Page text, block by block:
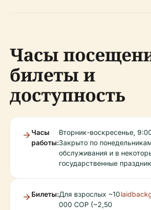
Часы
билеты и
доступность
Часы
работы:
Вторник-воскресенье,
Закрыто по
обслуживания и в
государственные
Билеты:Для взрослых ~10
000 COP (~2,50